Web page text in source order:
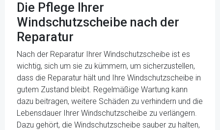
Die Pflege Ihrer
Windschutzscheibe nach der
Reparatur
Nach der Reparatur Ihrer Windschutzscheibe ist es
wichtig, sich um sie zu kümmern, um sicherzustellen,
dass die Reparatur hält und Ihre Windschutzscheibe in
gutem Zustand bleibt. Regelmäßige Wartung kann
dazu beitragen, weitere Schäden zu verhindern und die
Lebensdauer Ihrer Windschutzscheibe zu verlängern.
Dazu gehört, die Windschutzscheibe sauber zu halten,